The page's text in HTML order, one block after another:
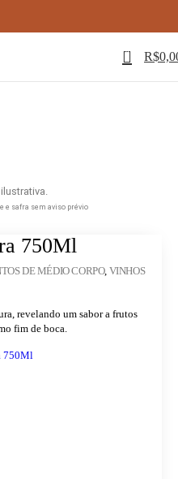
0 R$
e safra sem aviso prévio
750Ml
DE MÉDIO CORPO, VINHOS
revelando um sabor a frutos
fim de boca.
750Ml